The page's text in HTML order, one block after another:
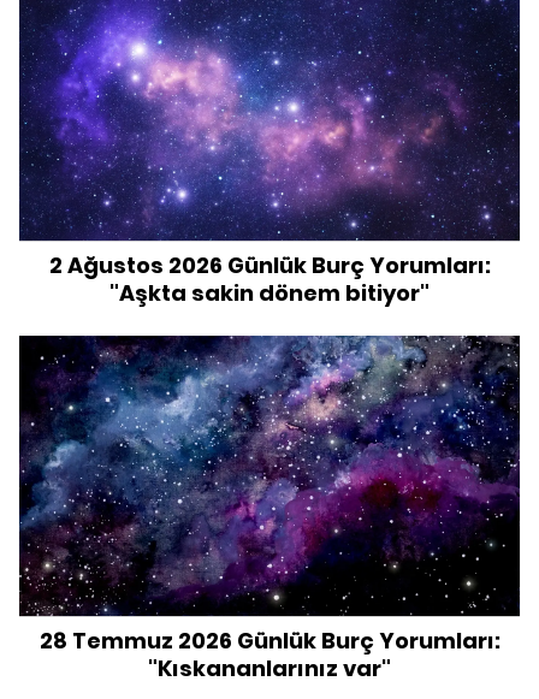
2 Ağustos 2026 Günlük Burç Yorumları:
"Aşkta sakin dönem bitiyor"
28 Temmuz 2026 Günlük Burç Yorumları:
"Kıskananlarınız var"